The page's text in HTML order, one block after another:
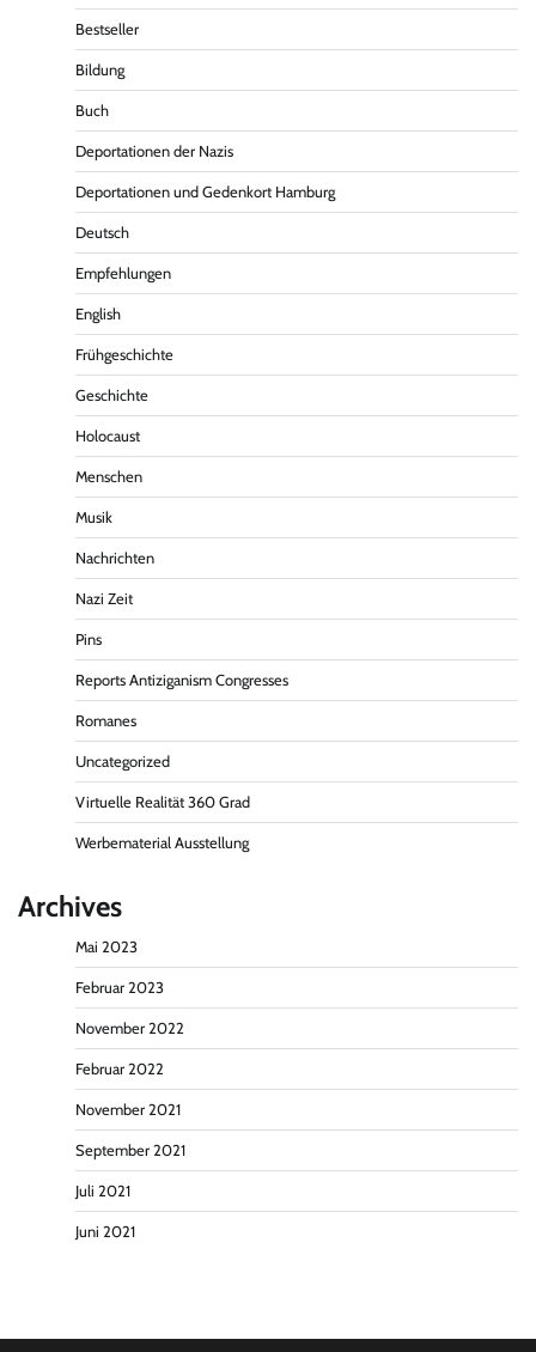
Bestseller
Bildung
Buch
Deportationen der Nazis
Deportationen und Gedenkort Hamburg
Deutsch
Empfehlungen
English
Frühgeschichte
Geschichte
Holocaust
Menschen
Musik
Nachrichten
Nazi Zeit
Pins
Reports Antiziganism Congresses
Romanes
Uncategorized
Virtuelle Realität 360 Grad
Werbematerial Ausstellung
Archives
Mai 2023
Februar 2023
November 2022
Februar 2022
November 2021
September 2021
Juli 2021
Juni 2021